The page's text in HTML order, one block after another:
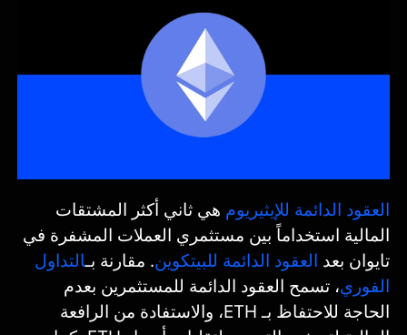
العقود الدائمة للإيثيريوم هي ثاني أكثر المشتقات
المالية استخداماً بين مستثمري العملات المشفرة في
تايوان بعد العقود الدائمة للبيتكوين. مقارنة بـالتداول
الفوري، تسمح العقود الدائمة للمستثمرين بعدم
الحاجة للاحتفاظ بـ ETH، والاستفادة من الرافعة